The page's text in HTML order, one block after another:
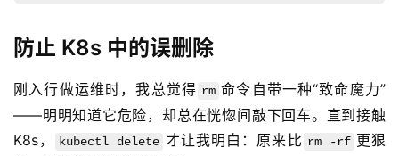
防止 K8s 中的误删除
刚入行做运维时，我总觉得 rm 命令自带一种“致命魔力”
——明明知道它危险，却总在恍惚间敲下回车。直到接触
K8s，
kubectl delete 才让我明白：原来比 rm -rf 更狠